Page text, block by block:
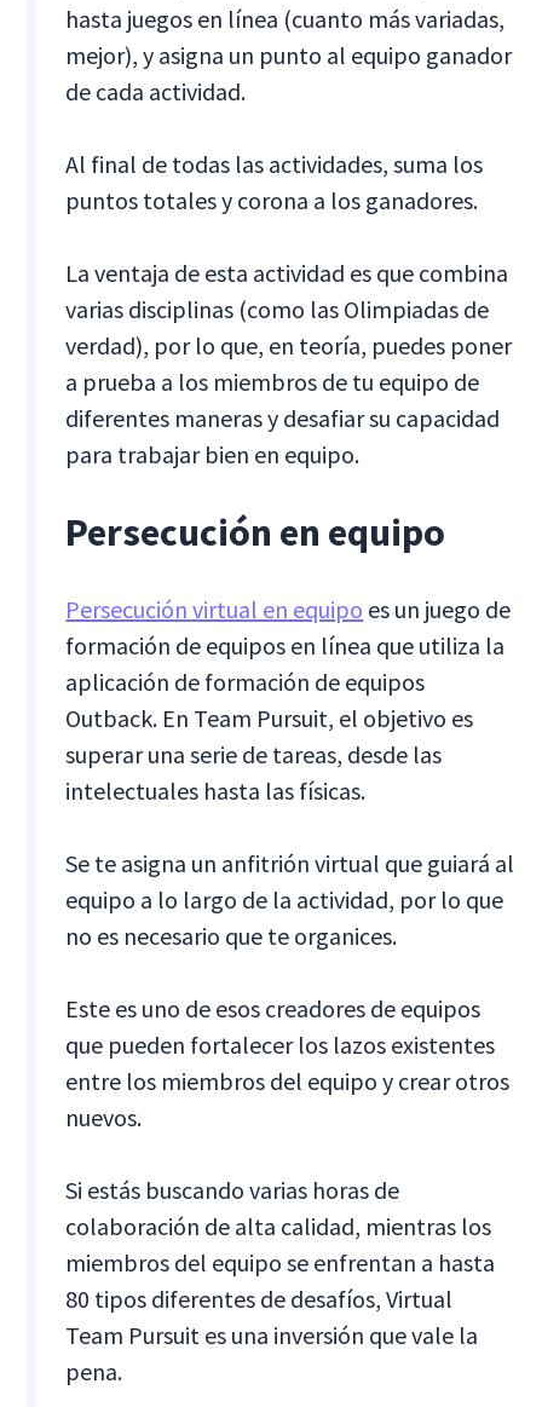
hasta juegos en línea (cuanto más variadas,
mejor), y asigna un punto al equipo ganador
de cada actividad.
Al final de todas las actividades, suma los
puntos totales y corona a los ganadores.
La ventaja de esta actividad es que combina
varias disciplinas (como las Olimpiadas de
verdad), por lo que, en teoría, puedes poner
a prueba a los miembros de tu equipo de
diferentes maneras y desafiar su capacidad
para trabajar bien en equipo.
Persecución en equipo
Persecución virtual en equipo es un juego de
formación de equipos en línea que utiliza la
aplicación de formación de equipos
Outback. En Team Pursuit, el objetivo es
superar una serie de tareas, desde las
intelectuales hasta las físicas.
Se te asigna un anfitrión virtual que guiará al
equipo a lo largo de la actividad, por lo que
no es necesario que te organices.
Este es uno de esos creadores de equipos
que pueden fortalecer los lazos existentes
entre los miembros del equipo y crear otros
nuevos.
Si estás buscando varias horas de
colaboración de alta calidad, mientras los
miembros del equipo se enfrentan a hasta
80 tipos diferentes de desafíos, Virtual
Team Pursuit es una inversión que vale la
pena.